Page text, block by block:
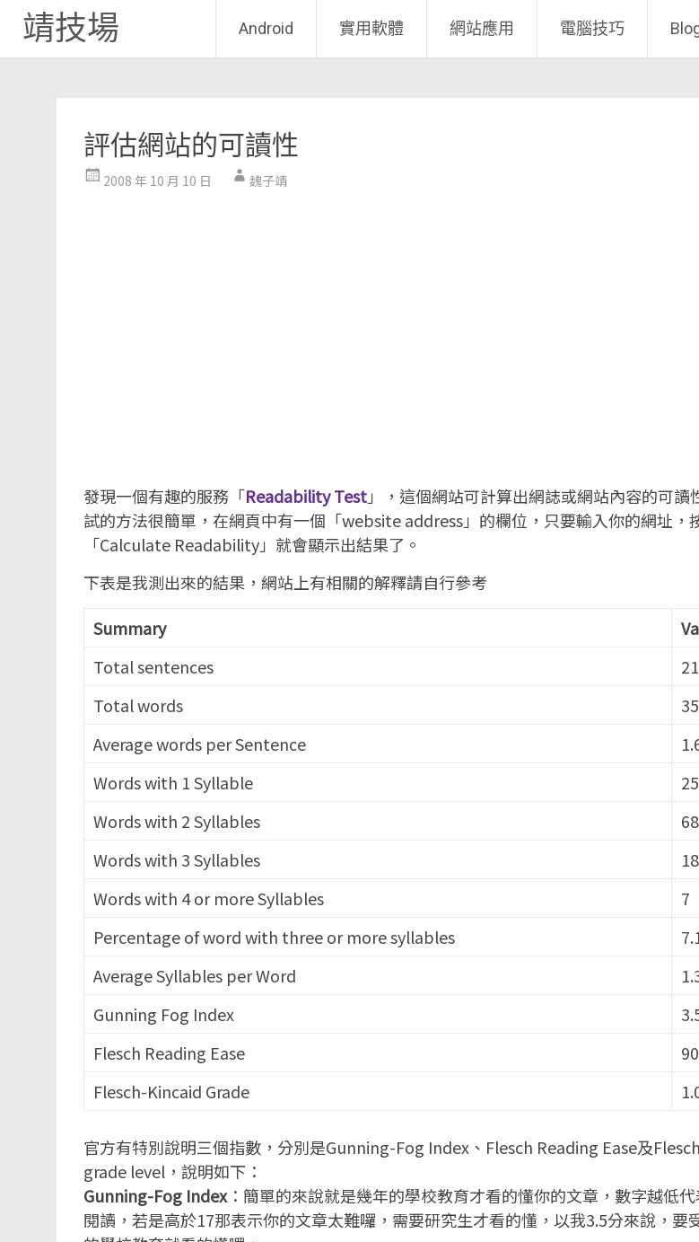
靖技場 Android 實用軟體 網站應用 電腦技巧
評估網站的可讀性
2008 年 10 月 10 日 魏子靖
發現一個有趣的服務「Readability Test」，這個網站可計算出網誌或網站內容的可讀
試的方法很簡單，在網頁中有一個「website address」的欄位，只要輸入你的網址，
「Calculate Readability」就會顯示出結果了。
下表是我測出來的結果，網站上有相關的解釋請自行參考
Summary
Total sentences
Total words
Average words per Sentence
Words with 1 Syllable
Words with 2 Syllables
68
Words with 3 Syllables
18
Words with 4 or more Syllables
7
Percentage of word with three or more syllables
Average Syllables per Word
Gunning Fog Index
Flesch Reading Ease
Flesch-Kincaid Grade
官方有特別說明三個指數，分別是Gunning-Fog Index、Flesch Reading Ease及
grade level，說明如下：
Gunning-Fog Index：簡單的來說就是幾年的學校教育才看的懂你的文章，數字越低
閱讀，若是高於17那表示你的文章太難囉，需要研究生才看的懂，以我3.5分來說，要